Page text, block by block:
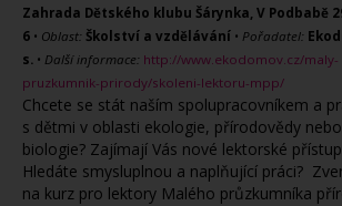
Zahrada Dětského klubu Šárynka, V Podbabě
6 • Oblast: Školství a vzdělávání • Pořadatel:
s. • Další informace: http://www.ekodomov.cz/maly-
pruzkumnik-prirody/skoleni-lektoru-mpp/
Chcete se stát naším spolupracovníkem a
s dětmi v oblasti ekologie, přírodovědy nebo
biologie? Zajímají Vás nové lektorské
Hledáte smysluplnou a naplňující práci?
na kurz pro lektory Malého průzkumníka